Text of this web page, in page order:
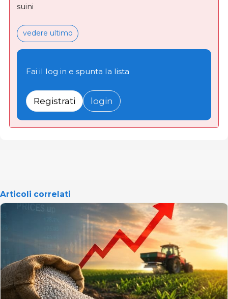
suini
vedere ultimo
Fai il log in e spunta la lista
Registrati login
Articoli correlati